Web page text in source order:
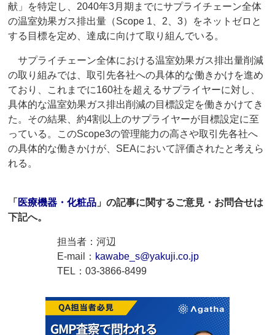
献」を特定し、2040年3月期までにサプライチェーン全体
の温室効果ガス排出量（Scope 1、2、3）をネットゼロと
する目標を定め、達成に向けて取り組んでいる。
サプライチェーン全体における温室効果ガス排出量削減
の取り組みでは、取引先各社への具体的な働きかけを進め
ており、これまでに160社を超えるサプライヤーに対し、
具体的な温室効果ガス排出削減の目標設定を働きかけてき
た。その結果、約4割以上のサプライヤーが目標設定に至
っている。このScope3の管理能力の高さや取引先各社へ
の具体的な働きかけが、SEAにおいて評価されたと考えら
れる。
「 医療機器・化粧品 」の記事に関するご意見・お問合せは
下記へ。
担当者：河辺
E-mail： kawabe_s@yakuji.co.jp
TEL：03-3866-8499